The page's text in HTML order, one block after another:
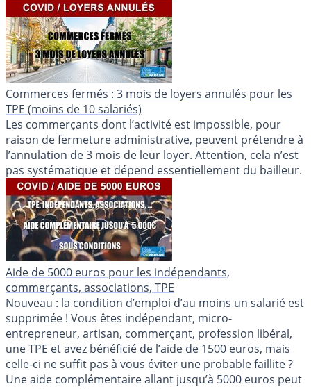
Commerces fermés : 3 mois de loyers annulés pour les
TPE (moins de 10 salariés)
Les commerçants dont l’activité est impossible, pour
raison de fermeture administrative, peuvent prétendre à
l’annulation de 3 mois de leur loyer. Attention, cela n’est
pas systématique et dépend essentiellement du bailleur.
Aide de 5000 euros pour les indépendants,
commerçants, associations, TPE
Nouveau : la condition d’emploi d’au moins un salarié est
supprimée ! Vous êtes indépendant, micro-
entrepreneur, artisan, commerçant, profession libéral,
une TPE et avez bénéficié de l’aide de 1500 euros, mais
celle-ci ne suffit pas à vous éviter une probable faillite ?
Une aide complémentaire allant jusqu’à 5000 euros peut